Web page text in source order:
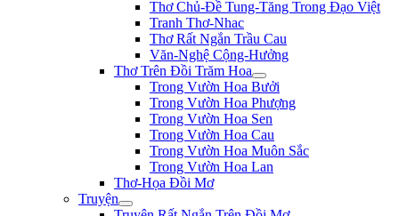
Thơ Chủ-Đề Tung-Tăng Trong Đạo Việt
Tranh Thơ-Nhac
Thơ Rất Ngắn Trầu Cau
Văn-Nghệ Cộng-Hưởng
Thơ Trên Đồi Trăm Hoa
Trong Vườn Hoa Bưởi
Trong Vườn Hoa Phượng
Trong Vườn Hoa Sen
Trong Vườn Hoa Cau
Trong Vườn Hoa Muôn Sắc
Trong Vườn Hoa Lan
Thơ-Họa Đồi Mơ
Truyện